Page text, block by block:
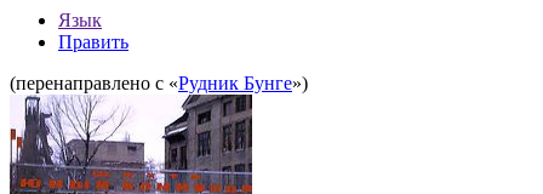
Язык
Править
(перенаправлено с «Рудник Бунге»)